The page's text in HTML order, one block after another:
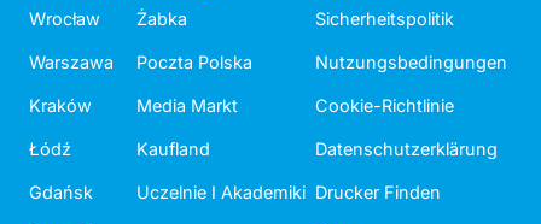
Wrocław
Warszawa
Kraków
Łódź
Gdańsk
Żabka
Poczta Polska
Media Markt
Kaufland
Uczelnie I Akademiki
Sicherheitspolitik
Nutzungsbedingungen
Cookie-Richtlinie
Datenschutzerklärung
Drucker Finden